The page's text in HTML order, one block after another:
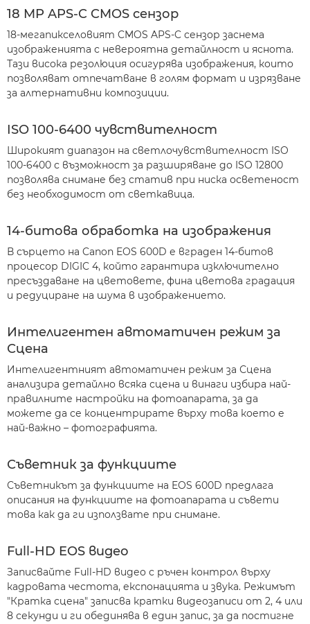
18 MP APS-C CMOS сензор
18-мегапикселовият CMOS APS-C сензор заснема
изображенията с невероятна детайлност и яснота.
Тази висока резолюция осигурява изображения, които
позволяват отпечатване в голям формат и изрязване
за алтернативни композиции.
ISO 100-6400 чувствителност
Широкият диапазон на светлочувствителност ISO
100-6400 с възможност за разширяване до ISO 12800
позволява снимане без статив при ниска осветеност
без необходимост от светкавица.
14-битова обработка на изображения
В сърцето на Canon EOS 600D е вграден 14-битов
процесор DIGIC 4, който гарантира изключително
пресъздаване на цветовете, фина цветова градация
и редуциране на шума в изображението.
Интелигентен автоматичен режим за
Сцена
Интелигентният автоматичен режим за Сцена
анализира детайлно всяка сцена и винаги избира най-
правилните настройки на фотоапарата, за да
можете да се концентрирате върху това което е
най-важно – фотографията.
Съветник за функциите
Съветникът за функциите на EOS 600D предлага
описания на функциите на фотоапарата и съвети
това как да ги използвате при снимане.
Full-HD EOS видео
Записвайте Full-HD видео с ръчен контрол върху
кадровата честота, експонацията и звука. Режимът
"Кратка сцена" записва кратки видеозаписи от 2, 4 или
8 секунди и ги обединява в един запис, за да постигне